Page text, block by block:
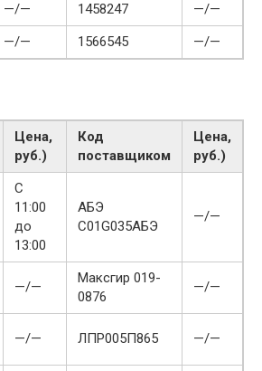
—/— 1458247
—/—
—/— 1566545 —/—
Цена,
руб.)
Код
поставщиком
Цена,
руб.)
С
11:00
до
13:00
АБЭ
C01G035АБЭ
—/—
—/—
Максгир 019-
0876
—/—
—/— ЛПР005П865 —/—